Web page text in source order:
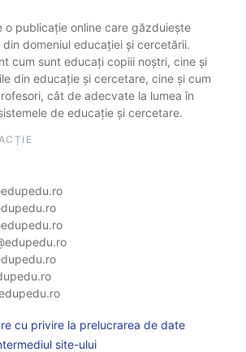
o publicație online care găzduiește
domeniul educației și cercetării.
cum sunt educați copiii noștri, cine și
din educație și cercetare, cine și cum
cât de adecvate la lumea în
de educație și cercetare.
cu privire la prelucrarea de date
site-ului